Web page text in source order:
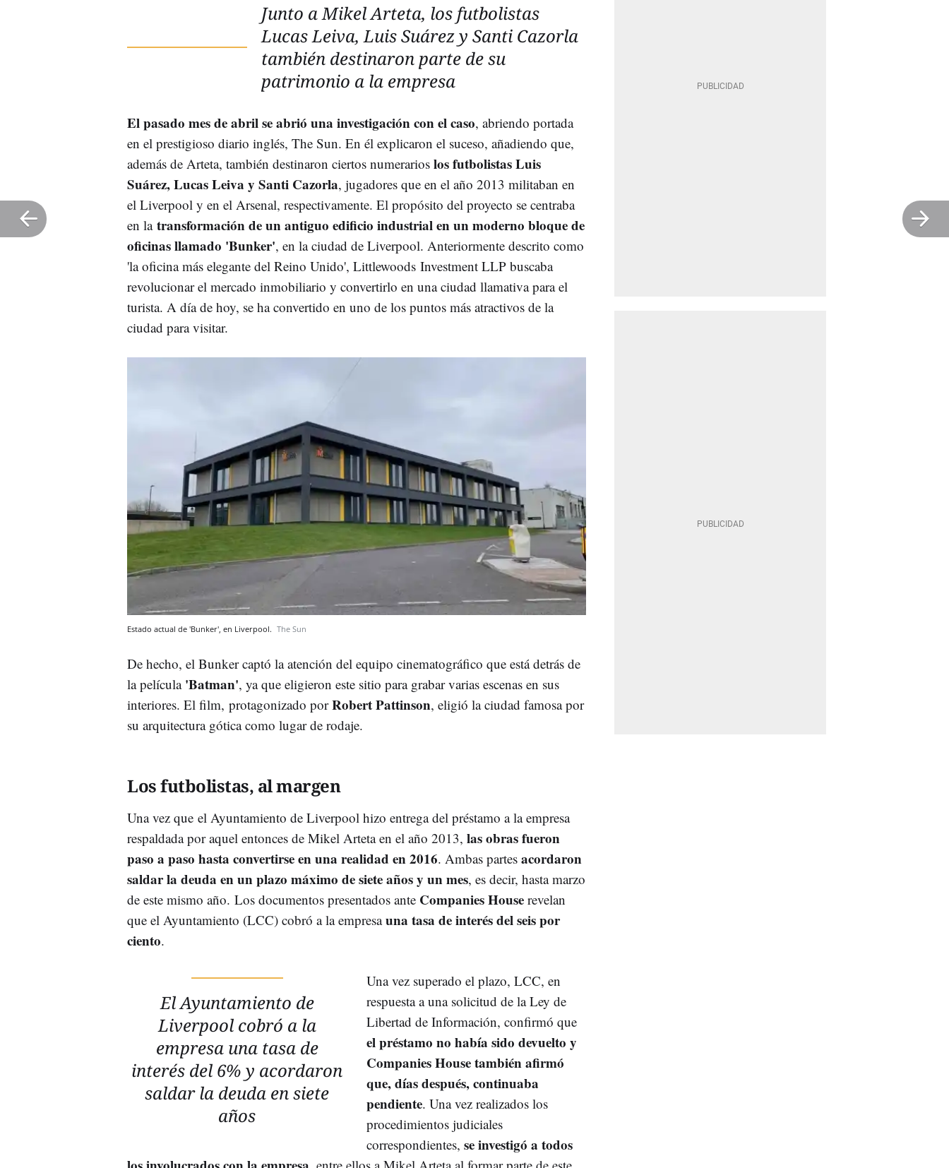
Junto a Mikel Arteta, los futbolistas
Lucas Leiva, Luis Suárez y Santi Cazorla
también destinaron parte de su
patrimonio a la empresa
El pasado mes de abril se abrió una investigación con el caso, abriendo portada
en el prestigioso diario inglés, The Sun. En él explicaron el suceso, añadiendo que,
además de Arteta, también destinaron ciertos numerarios los futbolistas Luis
Suárez, Lucas Leiva y Santi Cazorla, jugadores que en el año 2013 militaban en
el Liverpool y en el Arsenal, respectivamente. El propósito del proyecto se centraba
en la transformación de un antiguo edificio industrial en un moderno bloque de
oficinas llamado 'Bunker', en la ciudad de Liverpool. Anteriormente descrito como
'la oficina más elegante del Reino Unido', Littlewoods Investment LLP buscaba
revolucionar el mercado inmobiliario y convertirlo en una ciudad llamativa para el
turista. A día de hoy, se ha convertido en uno de los puntos más atractivos de la
ciudad para visitar.
Estado actual de 'Bunker', en Liverpool. The Sun
De hecho, el Bunker captó la atención del equipo cinematográfico que está detrás de
la película 'Batman', ya que eligieron este sitio para grabar varias escenas en sus
interiores. El film, protagonizado porRobert Pattinson, eligió la ciudad famosa por
su arquitectura gótica como lugar de rodaje.
Los futbolistas, al margen
Una vez que el Ayuntamiento de Liverpool hizo entrega del préstamo a la empresa
respaldada por aquel entonces de Mikel Arteta en el año 2013, las obras fueron
paso a paso hasta convertirse en una realidad en 2016. Ambas partes acordaron
saldar la deuda en un plazo máximo de siete años y un mes, es decir, hasta marzo
de este mismo año. Los documentos presentados ante Companies House revelan
que el Ayuntamiento (LCC) cobró a la empresauna tasa de interés del seis por
ciento.
El Ayuntamiento de
Liverpool cobró a la
empresa una tasa de
interés del 6% y acordaron
saldar la deuda en siete
años
Una vez superado el plazo, LCC, en
respuesta a una solicitud de la Ley de
Libertad de Información, confirmó que
el préstamo no había sido devuelto y
Companies House también afirmó
que, días después, continuaba
pendiente. Una vez realizados los
procedimientos judiciales
correspondientes,se investigó a todos